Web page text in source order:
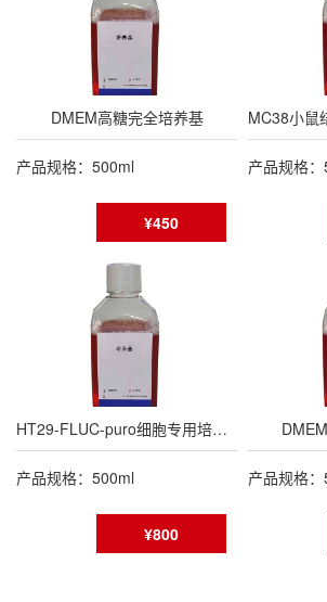
DMEM高糖完全培养基
产品规格：500ml
¥450
产品规格
HT29-FLUC-puro细胞专用培养基
产品规格：500ml
¥800
产品规格